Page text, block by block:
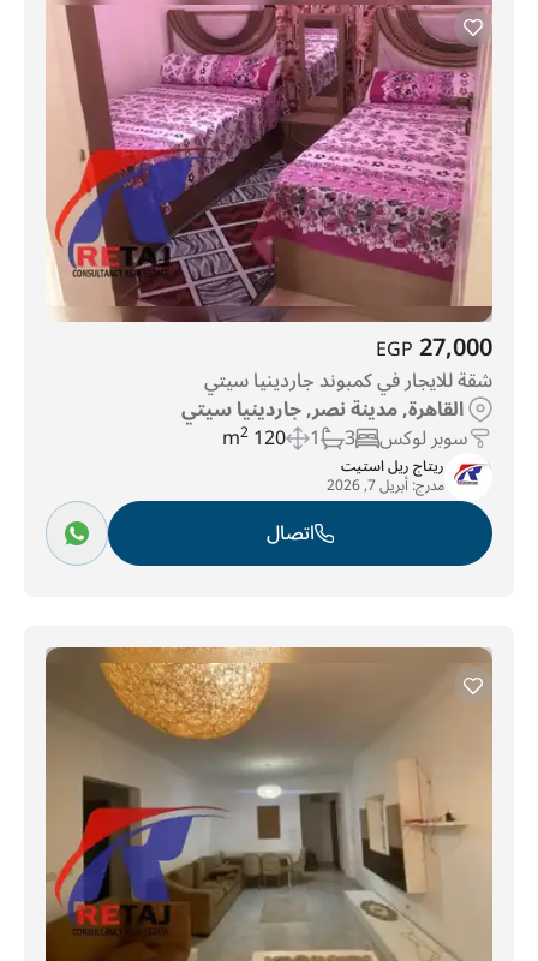
27,000
EGP
شقة للايجار في كمبوند جاردينيا سيتي
القاهرة, مدينة نصر, جاردينيا سيتي
سوبر لوكس 3
1
120 m
2
ريتاج ريل استيت
مدرج:أبريل 7, 2026
اتصال